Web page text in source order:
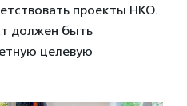
проекты НКО.
должен быть
целевую